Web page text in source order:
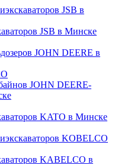
JSB в
JSB в Минске
JOHN DEERE в
JOHN DEERE-
KATO в Минске
KOBELCO
KABELCO в